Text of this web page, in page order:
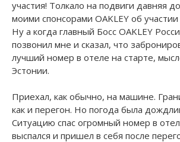
участия! Толкало на подвиги давняя
моими спонсорами OAKLEY об
Ну а когда главный Босс OAKLEY
позвонил мне и сказал, что
лучший номер в отеле на старте,
Эстонии.
Приехал, как обычно, на машине.
как и перегон. Но погода была
Ситуацию спас огромный номер в
выспался и пришел в себя после